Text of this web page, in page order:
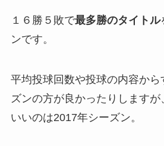
１６勝５敗で最多勝のタイトル
ンです。
平均投球回数や投球の内容か
ズンの方が良かったりします
いいのは2017年シーズン。